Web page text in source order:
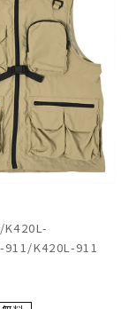
！
K420L-911